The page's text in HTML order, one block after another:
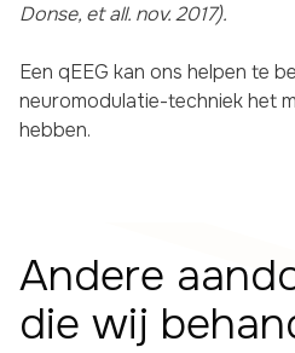
Donse, et all. nov. 2017).
Een qEEG kan ons helpen te
neuromodulatie-techniek het
hebben.
Andere
die wij